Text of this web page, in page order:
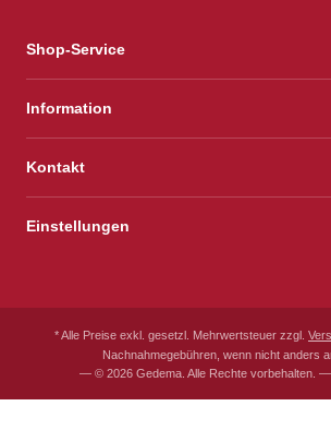
Shop-Service
Information
Kontakt
Einstellungen
* Alle Preise exkl. gesetzl. Mehrwertsteuer zzgl.
Nachnahmegebühren, wenn nicht anders
— © 2026 Gedema. Alle Rechte vorbehalten.